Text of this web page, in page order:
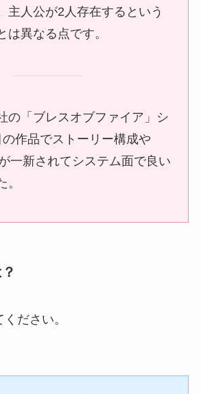
主人公が2人存在するという
は異なる点です。
の「ブレスオブファイア」シ
の作品でストーリー構成や
一新されてシステム面で良い
。
ださい。